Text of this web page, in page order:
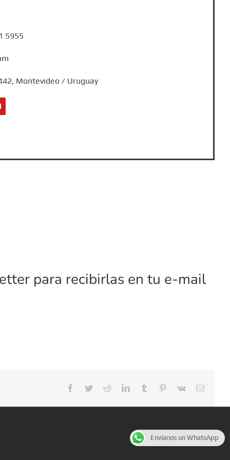
5955
Montevideo / Uruguay
para recibirlas en tu e-mail
Facebook
TwitterRedditLinkedInTumblr Pinterest
Vk
Correo
Envíanos un WhatsApp